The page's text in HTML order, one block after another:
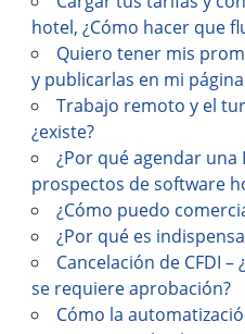
hotel, ¿Cómo hacer que
Quiero tener mis
y publicarlas en mi
Trabajo remoto y el
¿existe?
¿Por qué agendar una
prospectos de software
¿Cómo puedo
¿Por qué es
Cancelación de CFDI –
se requiere aprobación?
Cómo la